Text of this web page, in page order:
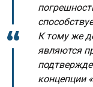
К тому же
являются
концепции